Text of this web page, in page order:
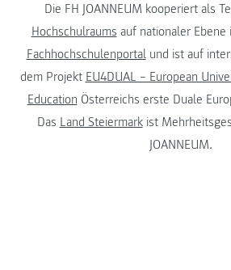
Die FH JOANNEUM kooperiert als
Hochschulraums auf nationaler Ebene
Fachhochschulenportalund ist auf
dem Projekt EU4DUAL – European
Education Österreichs erste Duale
Das Land Steiermarkist
JOANNEUM.